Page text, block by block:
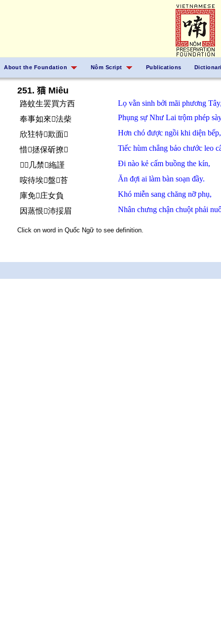
About the Foundation Nôm Script Publications
251. 猫 Miêu
路蚊生罢買方西 Lọ vằn sinh bởi mãi phương
奉事如來𬈋法柴
Phụng sự Như Lai trộm phép
欣㹥特𫮋欺面𤇮
Hơn chó được ngồi khi diện bếp,
惜𤞻拯保斫撩𣘃
Tiếc hùm chẳng bảo chước leo
𪠞𱜢几禁𢩣絁謹
Đi nào kẻ cấm buồng the kín,
咹待埃𬈋盤𲋝苔
Ăn đợi ai làm bàn soạn đầy.
庫免𢀨庄女負
Khó miễn sang chăng nỡphụ,
因蒸恨𤝞沛挼眉
Nhân chưng chận chuột phải
Click on word in Quốc Ngữ to see definition.